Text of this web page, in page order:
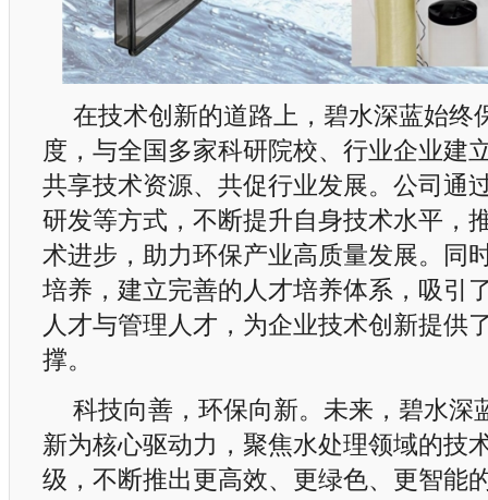
在技术创新的道路上，碧水深蓝始终
度，与全国多家科研院校、行业企业建
共享技术资源、共促行业发展。公司通
研发等方式，不断提升自身技术水平，
术进步，助力环保产业高质量发展。同
培养，建立完善的人才培养体系，吸引
人才与管理人才，为企业技术创新提供
撑。
科技向善，环保向新。未来，碧水深
新为核心驱动力，聚焦水处理领域的技
级，不断推出更高效、更绿色、更智能